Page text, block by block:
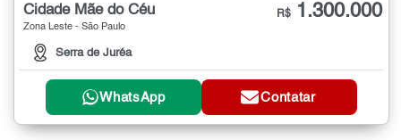
Cidade Mãe do Céu
Zona Leste - São Paulo
Serra de Juréa
R$ 1.300.000
WhatsApp Contatar